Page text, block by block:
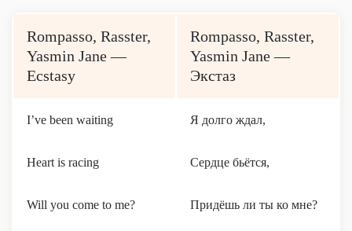
Rompasso, Rasster,
Yasmin Jane —
Ecstasy
Rompasso, Rasster,
Yasmin Jane —
Экстаз
I’ve been waiting Я долго ждал,
Heart is racing Сердце бьётся,
Will you come to me? Придёшь ли ты ко мне?